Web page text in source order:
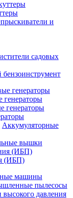
и
садовых
генераторы
генераторы
генераторы
Аккумуляторные
вышки
(ИБП)
машины
пылесосы
давления